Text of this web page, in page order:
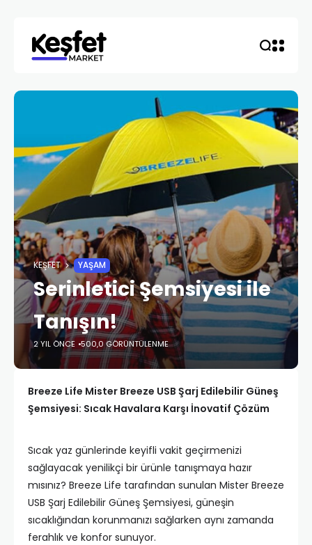
KEŞFET YAŞAM
Serinletici Şemsiyesi ile
Tanışın!
2 YIL ÖNCE 500,0 GÖRÜNTÜLENME
Breeze Life Mister Breeze USB Şarj Edilebilir Güneş
Şemsiyesi: Sıcak Havalara Karşı İnovatif Çözüm
Sıcak yaz günlerinde keyifli vakit geçirmenizi
sağlayacak yenilikçi bir ürünle tanışmaya hazır
mısınız? Breeze Life tarafından sunulan Mister Breeze
USB Şarj Edilebilir Güneş Şemsiyesi, güneşin
sıcaklığından korunmanızı sağlarken aynı zamanda
ferahlık ve konfor sunuyor.